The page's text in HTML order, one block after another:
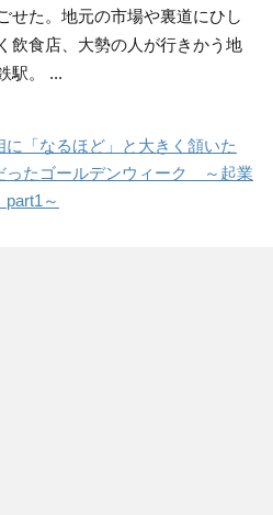
せた。地元の市場や裏道にひし
飲食店、大勢の人が行きかう地
駅。 ...
に「なるほど」と大きく頷いた
ったゴールデンウィーク ～起業
～